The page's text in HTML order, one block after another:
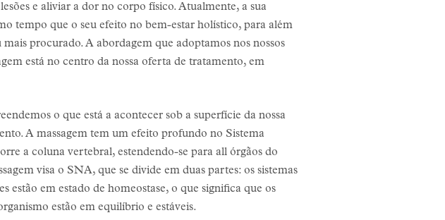
e aliviar a dor no corpo físico. Atualmente, a sua
tempo que o seu efeito no bem-estar holístico, para além
procurado. A abordagem que adoptamos nos nossos
está no centro da nossa oferta de tratamento, em
o que está a acontecer sob a superfície da nossa
A massagem tem um efeito profundo no Sistema
a coluna vertebral, estendendo-se para all órgãos do
visa o SNA, que se divide em duas partes: os sistemas
estão em estado de homeostase, o que significa que os
estão em equilíbrio e estáveis.